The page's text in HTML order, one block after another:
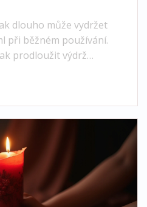
dlouho může vydržet
při běžném používání.
prodloužit výdrž
o používání a